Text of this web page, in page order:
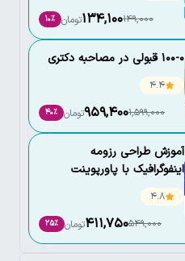
149,000
134,100تومان 10٪
100-0 قبولی در مصاحبه دکتری
4.4
1,599,000
959,400تومان 40٪
آموزش طراحی رزومه
اینفوگرافیک با پاورپوینت
4.8
549,000
411,750تومان 25٪